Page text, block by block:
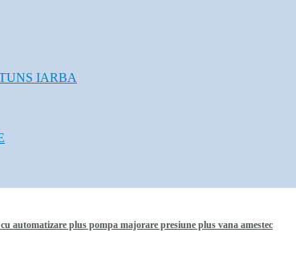
IARBA
automatizare plus pompa majorare presiune plus vana amestec